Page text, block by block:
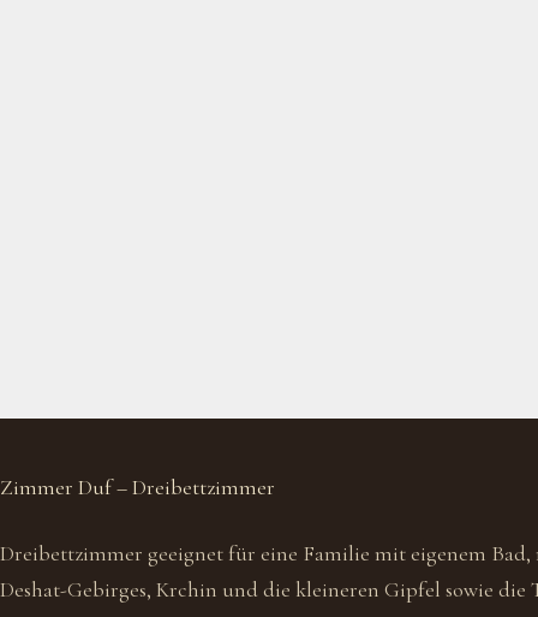
Zimmer Duf – Dreibettzimmer
Dreibettzimmer geeignet für eine Familie mit eigenem
Deshat-Gebirges, Krchin und die kleineren Gipfel sowie die